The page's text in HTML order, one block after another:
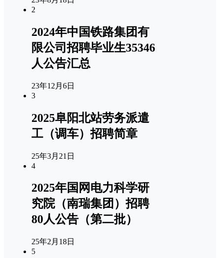
2
2024年中国铁路集团有
限公司招聘毕业生35346
人公告汇总
23年12月6日
3
2025阜阳北站劳务派遣
工（调车）招聘简章
25年3月21日
4
2025年国网电力科学研
究院（南瑞集团）招聘
80人公告（第二批）
25年2月18日
5